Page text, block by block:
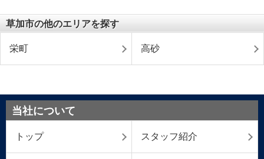
草加市の他のエリアを探す
栄町 高砂
当社について
トップ スタッフ紹介